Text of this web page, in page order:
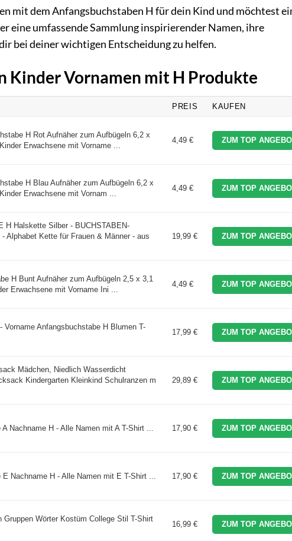
mit dem Anfangsbuchstaben H für dein Kind und möchtest
eine umfassende Sammlung inspirierender Namen, ihre
bei deiner wichtigen Entscheidung zu helfen.
Kinder Vornamen mit H Produkte
PREIS KAUFEN
H Rot Aufnäher zum Aufbügeln 6,2 x
Erwachsene mit Vorname ...
4,49 € ZUM TOP
H Blau Aufnäher zum Aufbügeln 6,2 x
Erwachsene mit Vornam ...
4,49 € ZUM TOP
H Halskette Silber - BUCHSTABEN-
Alphabet Kette für Frauen & Männer - aus
19,99 € ZUM TOP
H Bunt Aufnäher zum Aufbügeln 2,5 x 3,1
Erwachsene mit Vorname Ini ...
4,49 € ZUM TOP
Vorname Anfangsbuchstabe H Blumen T-
17,99 € ZUM TOP
Mädchen, Niedlich Wasserdicht
Kindergarten Kleinkind Schulranzen m
29,89 € ZUM TOP
Nachname H - Alle Namen mit A T-Shirt ... 17,90 € ZUM TOP
Nachname H - Alle Namen mit E T-Shirt ... 17,90 € ZUM TOP
Gruppen Wörter Kostüm College Stil T-Shirt
16,99 € ZUM TOP